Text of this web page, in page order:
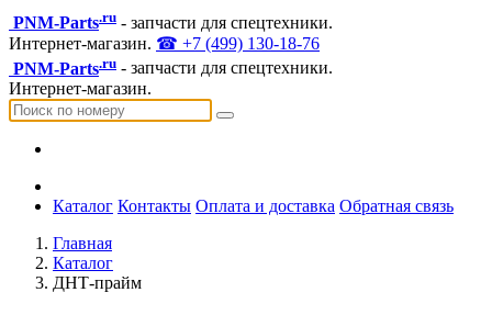
PNM-Parts.ru - запчасти для спецтехники.
Интернет-магазин. ☎ +7 (499) 130-18-76
PNM-Parts.ru - запчасти для спецтехники.
Интернет-магазин.
Каталог Контакты Оплата и доставка Обратная связь
Главная
Каталог
ДНТ-прайм